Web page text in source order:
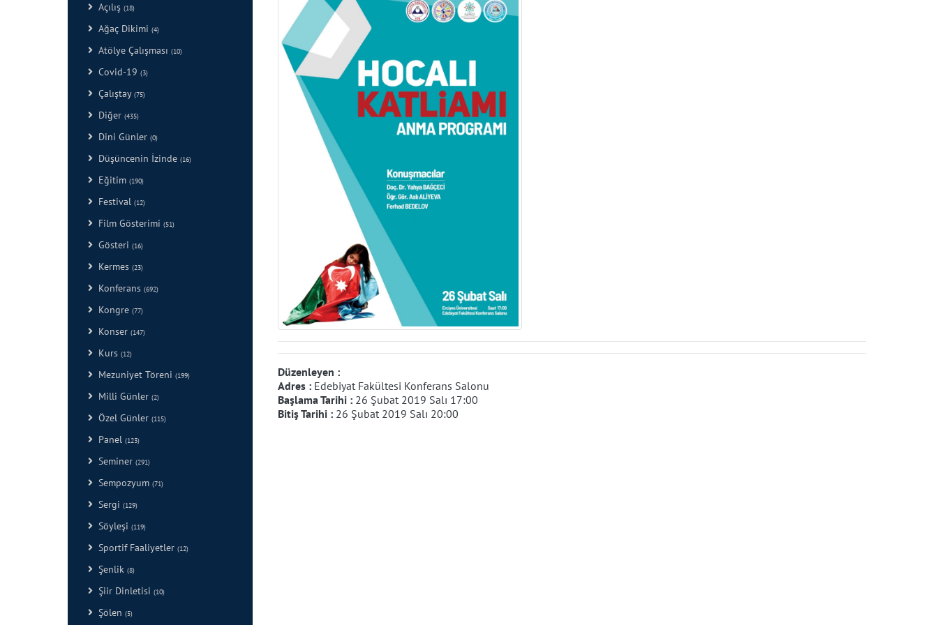
Açılış (18)
Ağaç Dikimi (4)
Atölye Çalışması (10)
Covid-19 (3)
Çalıştay (75)
Diğer (435)
Dini Günler (0)
Düşüncenin İzinde (16)
Eğitim (190)
Festival (12)
Film Gösterimi (51)
Gösteri (16)
Kermes (23)
Konferans (692)
Kongre (77)
Konser (147)
Kurs (12)
Mezuniyet Töreni (199)
Milli Günler (2)
Özel Günler (115)
Panel (123)
Seminer (291)
Sempozyum (71)
Sergi (129)
Söyleşi (119)
Sportif Faaliyetler (12)
Şenlik (8)
Şiir Dinletisi (10)
Şölen (5)
Düzenleyen :
Adres : Edebiyat Fakültesi Konferans Salonu
Başlama Tarihi : 26 Şubat 2019 Salı 17:00
Bitiş Tarihi : 26 Şubat 2019 Salı 20:00